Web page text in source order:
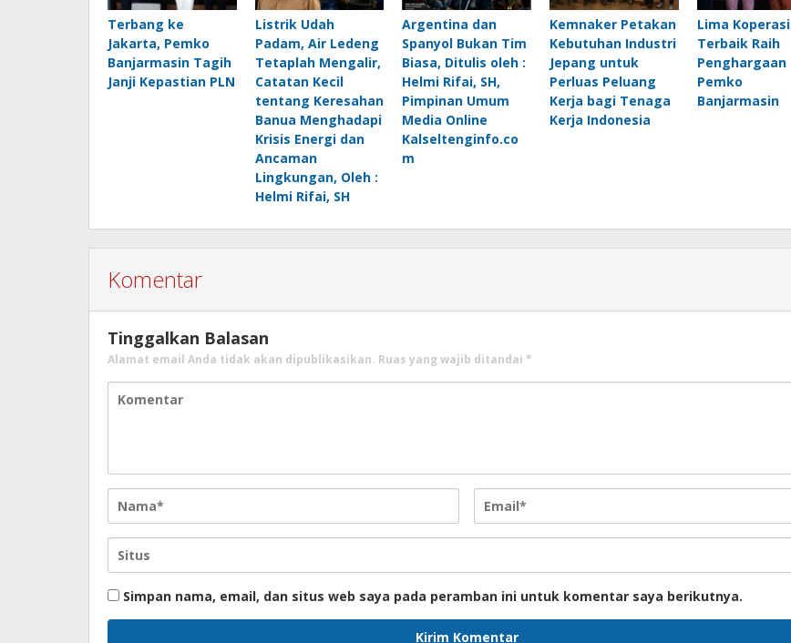
Terbang ke
Jakarta, Pemko
Banjarmasin Tagih
Janji Kepastian PLN
Listrik Udah
Padam, Air Ledeng
Tetaplah Mengalir,
Catatan Kecil
tentang Keresahan
Banua Menghadapi
Krisis Energi dan
Ancaman
Lingkungan, Oleh :
Helmi Rifai, SH
Argentina dan
Spanyol Bukan Tim
Biasa, Ditulis oleh :
Helmi Rifai, SH,
Pimpinan Umum
Media Online
Kalseltenginfo.co
m
Kemnaker Petakan
Kebutuhan Industri
Jepang untuk
Perluas Peluang
Kerja bagi Tenaga
Kerja Indonesia
Lima Koperasi
Terbaik Raih
Penghargaan
Pemko
Banjarmasin
Komentar
Tinggalkan Balasan
Alamat email Anda tidak akan dipublikasikan. Ruas yang wajib ditandai *
Simpan nama, email, dan situs web saya pada peramban ini untuk komentar saya berikutnya.